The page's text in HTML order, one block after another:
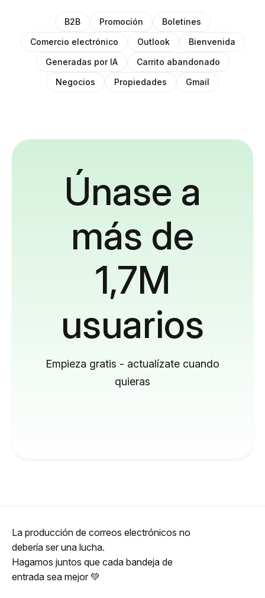
B2B Promoción
Boletines
Comercio electrónico
Outlook
Bienvenida
Generadas por IA
Carrito abandonado
Negocios
Propiedades Gmail
Únase a
más de
1,7M
usuarios
Empieza gratis - actualízate cuando
quieras
La producción de correos electrónicos no
debería ser una lucha.
Hagamos juntos que cada bandeja de
entrada sea mejor 💚